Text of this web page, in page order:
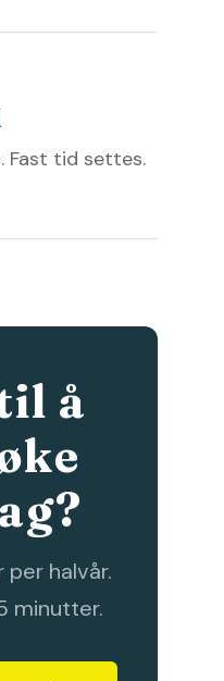
Fast tid settes.
å
per halvår.
minutter.